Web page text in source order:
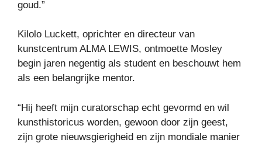
goud.”
Kilolo Luckett, oprichter en directeur van
kunstcentrum ALMA LEWIS, ontmoette Mosley
begin jaren negentig als student en beschouwt hem
als een belangrijke mentor.
“Hij heeft mijn curatorschap echt gevormd en wil
kunsthistoricus worden, gewoon door zijn geest,
zijn grote nieuwsgierigheid en zijn mondiale manier